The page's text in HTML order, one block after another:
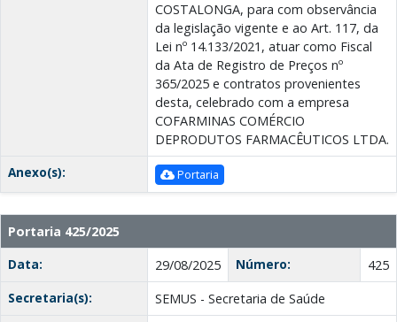
COSTALONGA, para com observância
da legislação vigente e ao Art. 117, da
Lei nº 14.133/2021, atuar como Fiscal
da Ata de Registro de Preços nº
365/2025 e contratos provenientes
desta, celebrado com a empresa
COFARMINAS COMÉRCIO
DEPRODUTOS FARMACÊUTICOS LTDA.
Anexo(s):
Portaria
Portaria 425/2025
Data:
29/08/2025 Número:
425
Secretaria(s):
SEMUS - Secretaria de Saúde